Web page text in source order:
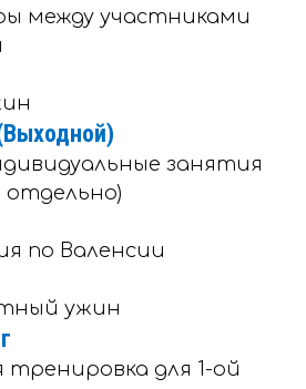
между участниками
занятия
по Валенсии
ужин
тренировка для 1-ой